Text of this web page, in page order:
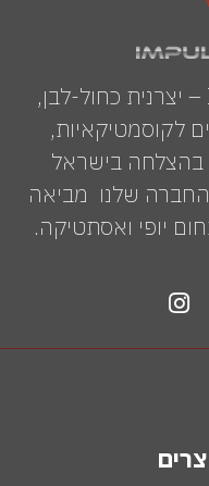
IMPULS MEDICAL GROUP – יצרנית כחול-לבן,
לקוסמטיקאיות,
בהצלחה בישראל
החברה שלנו מביאה
יופי ואסתטיקה.